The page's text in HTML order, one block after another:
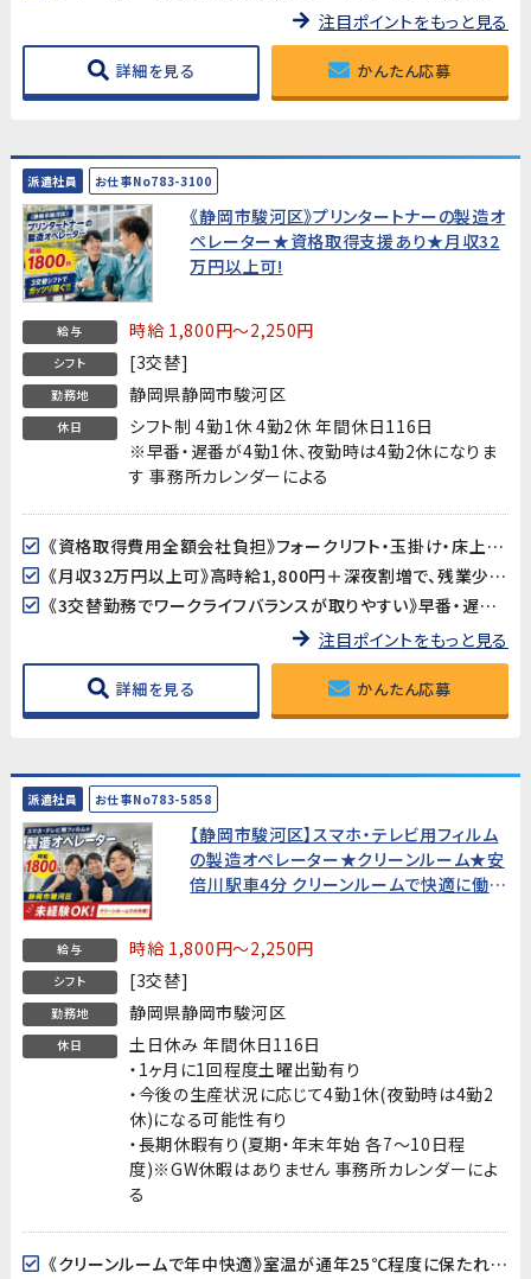
注目ポイントをもっと見る
詳細を見る かんたん応募
派遣社員 お仕事No783-3100
《静岡市駿河区》プリンタートナーの製造オ
ペレーター★資格取得支援あり★月収32
万円以上可!
給与 時給 1,800円～2,250円
シフト [3交替]
勤務地 静岡県静岡市駿河区
休日
シフト制 4勤1休 4勤2休 年間休日116日
※早番・遅番が4勤1休、夜勤時は4勤2休になりま
す 事務所カレンダーによる
《資格取得費用全額会社負担》フォークリフト・玉掛け・床上操作式クレーンの資格を、費用ゼロで取得できます！スキルアップしながら稼げる環境です。
《月収32万円以上可》高時給1,800円＋深夜割増で、残業少な目でも月収32万円以上を目指せます！
《3交替勤務でワークライフバランスが取りやすい》早番・遅番は実働6時間30分のため、平日の時間を有効に使えます。夜勤時は4勤2休でしっかり休めます。
注目ポイントをもっと見る
詳細を見る かんたん応募
派遣社員 お仕事No783-5858
【静岡市駿河区】スマホ・テレビ用フィルム
の製造オペレーター★クリーンルーム★安
倍川駅車4分 クリーンルームで快適に働け
給与 時給 1,800円～2,250円
シフト [3交替]
勤務地 静岡県静岡市駿河区
休日
土日休み 年間休日116日
・1ヶ月に1回程度土曜出勤有り
・今後の生産状況に応じて4勤1休(夜勤時は4勤2
休)になる可能性有り
・長期休暇有り(夏期・年末年始 各7～10日程
度)※GW休暇はありません 事務所カレンダーによ
る
《クリーンルームで年中快適》室温が通年25℃程度に保たれたクリーンな環境での作業です。暑い・寒いを気にせず集中して働けます。